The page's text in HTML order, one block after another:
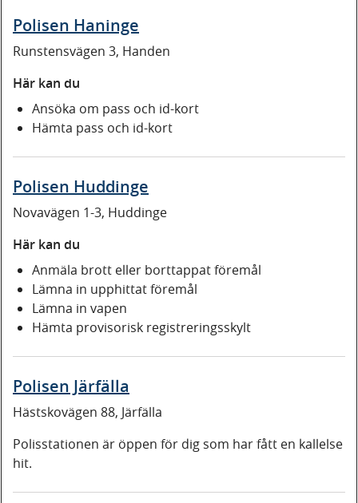
Polisen Haninge
Runstensvägen 3, Handen
Här kan du
Ansöka om pass och id-kort
Hämta pass och id-kort
Polisen Huddinge
Novavägen 1-3, Huddinge
Här kan du
Anmäla brott eller borttappat föremål
Lämna in upphittat föremål
Lämna in vapen
Hämta provisorisk registreringsskylt
Polisen Järfälla
Hästskovägen 88, Järfälla
Polisstationen är öppen för dig som har fått en kallelse
hit.